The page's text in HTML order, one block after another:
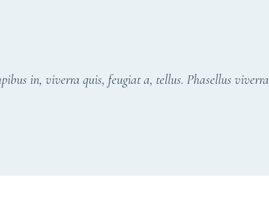
in, viverra quis, feugiat a, tellus. Phasellus